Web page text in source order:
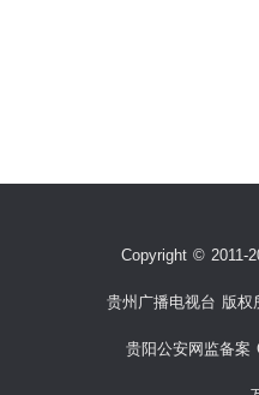
Copyright © 2011-
贵州广播电视台 版权
贵阳公安网监备